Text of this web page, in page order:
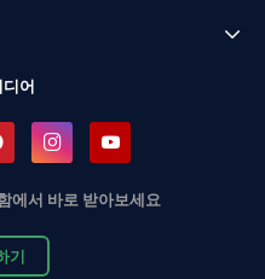
디어
에서 바로 받아보세요
기